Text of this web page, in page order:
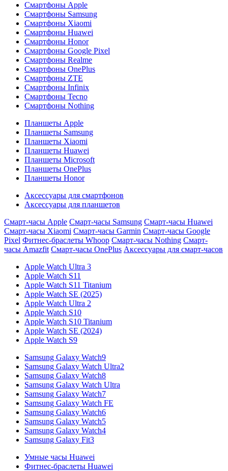
Смартфоны Apple
Смартфоны Samsung
Смартфоны Xiaomi
Смартфоны Huawei
Смартфоны Honor
Смартфоны Google Pixel
Смартфоны Realme
Смартфоны OnePlus
Смартфоны ZTE
Смартфоны Infinix
Смартфоны Tecno
Смартфоны Nothing
Планшеты Apple
Планшеты Samsung
Планшеты Xiaomi
Планшеты Huawei
Планшеты Microsoft
Планшеты OnePlus
Планшеты Honor
Аксессуары для смартфонов
Аксессуары для планшетов
Смарт-часы Apple Смарт-часы Samsung Смарт-часы Huawei
Смарт-часы Xiaomi Смарт-часы Garmin Смарт-часы Google
Pixel Фитнес-браслеты Whoop Смарт-часы Nothing Смарт-
часы Amazfit Смарт-часы OnePlus Аксессуары для смарт-часов
Apple Watch Ultra 3
Apple Watch S11
Apple Watch S11 Titanium
Apple Watch SE (2025)
Apple Watch Ultra 2
Apple Watch S10
Apple Watch S10 Titanium
Apple Watch SE (2024)
Apple Watch S9
Samsung Galaxy Watch9
Samsung Galaxy Watch Ultra2
Samsung Galaxy Watch8
Samsung Galaxy Watch Ultra
Samsung Galaxy Watch7
Samsung Galaxy Watch FE
Samsung Galaxy Watch6
Samsung Galaxy Watch5
Samsung Galaxy Watch4
Samsung Galaxy Fit3
Умные часы Huawei
Фитнес-браслеты Huawei